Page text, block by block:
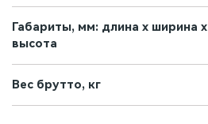
Габариты, мм: длина х ширина х
высота
Вес брутто, кг